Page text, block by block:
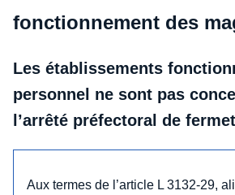
fonctionnement des
Les établissements
personnel ne sont pas
l’arrêté préfectoral de
Aux termes de l’article L 3132-29,